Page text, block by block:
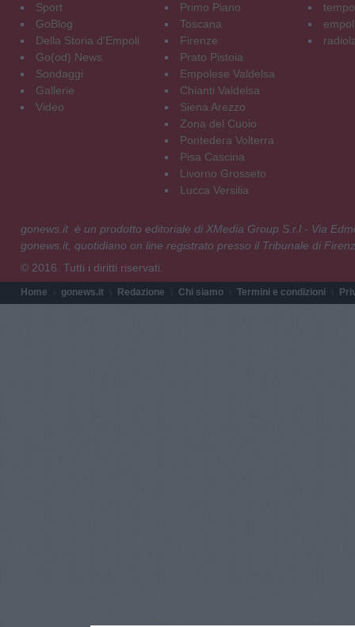
Sport
GoBlog
Della Storia d'Empoli
Go(od) News
Sondaggi
Gallerie
Video
Primo Piano
Toscana
Firenze
Prato Pistoia
Empolese Valdelsa
Chianti Valdelsa
Siena Arezzo
Zona del Cuoio
Pontedera Volterra
Pisa Cascina
Livorno Grosseto
Lucca Versilia
gonews.it è un prodotto editoriale di XMedia Group S.r.l - Via
gonews.it, quotidiano on line registrato presso il Tribunale di
© 2016. Tutti i diritti riservati.
Home gonews.it Redazione Chi siamo Termini e condizioni